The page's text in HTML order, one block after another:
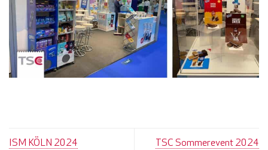
ISM KÖLN 2024 TSC Sommerevent 2024